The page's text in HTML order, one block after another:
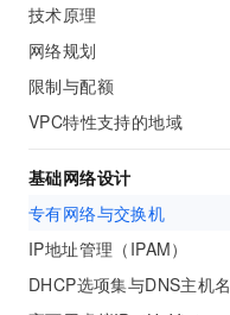
技术原理
网络规划
限制与配额
VPC特性支持的地域
基础网络设计
专有网络与交换机
IP地址管理（IPAM）
DHCP选项集与DNS主机名
计算
容器
网络与CDN
安全
中间件
互联网应用开发
大数据
安全
网络
可观测